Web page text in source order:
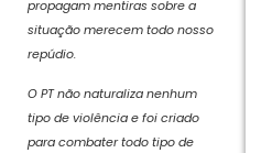
propagam mentiras sobre a
situação merecem todo nosso
repúdio.
O PT não naturaliza nenhum
tipo de violência e foi criado
para combater todo tipo de